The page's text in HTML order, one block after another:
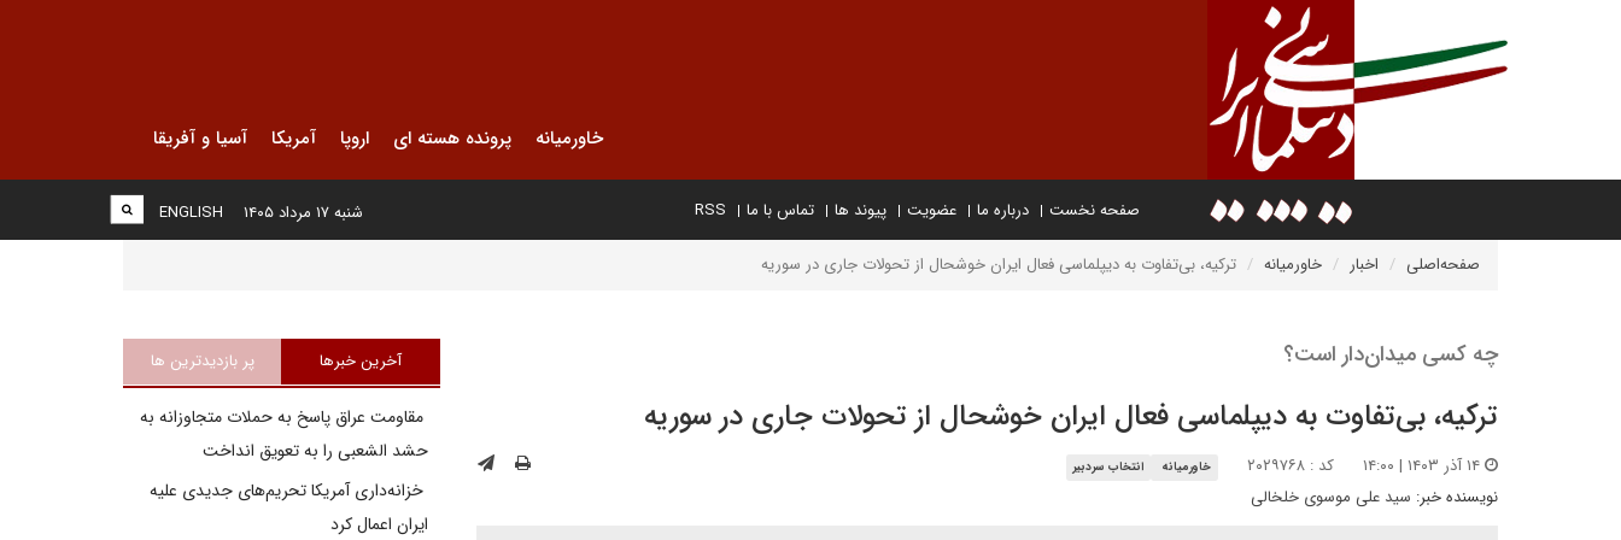
خاورمیانه پرونده هسته ای اروپا آمریکا آسیا و آفریقا
صفحه نخست درباره ما عضویت پیوند ها تماس با ما RSS
ENGLISH شنبه ۱۷ مرداد ۱۴۰۵
صفحه‌اصلی اخبار خاورمیانه ترکیه، بی‌تفاوت به‌ دیپلماسی فعال ایران خوشحال از تحولات جاری در سوریه
چه کسی میدان‌دار است؟
ترکیه، بی‌تفاوت به‌ دیپلماسی فعال ایران خوشحال از تحولات جاری در سوریه
کد : ۲۰۲۹۷۶۸ خاورمیانه انتخاب سردبیر
نویسنده خبر: سید علی موسوی خلخالی
آخرین خبرها پر بازدیدترین ها
مقاومت عراق پاسخ به حملات متجاوزانه به
حشد الشعبی را به تعویق انداخت
خزانه‌داری آمریکا تحریم‌های جدیدی علیه
ایران اعمال کرد